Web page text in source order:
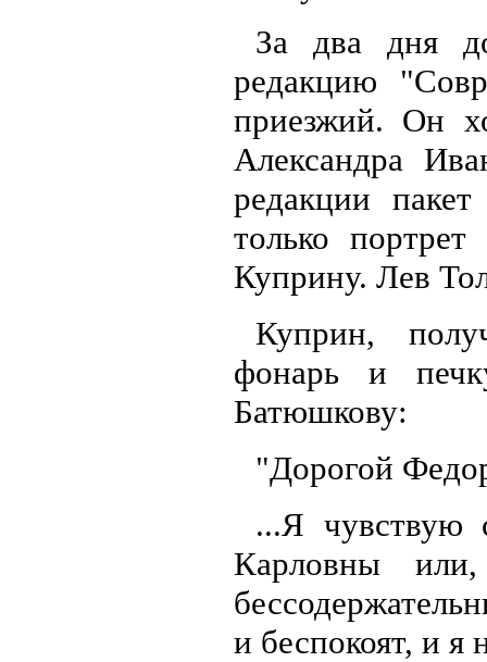
За два дня
редакцию
приезжий. Он
Александра
редакции
только
Куприну. Лев
Куприн,
фонарь и
Батюшкову:
"Дорогой
...Я чувствую
Карловны
и беспокоят, и я